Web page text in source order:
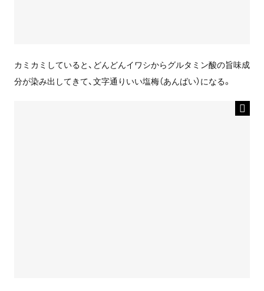
カミカミしていると、どんどんイワシからグルタミン酸の旨味成
分が染み出してきて、文字通りいい塩梅（あんばい）になる。